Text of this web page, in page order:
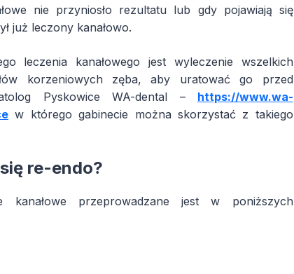
nie przyniosło rezultatu lub gdy pojawiają się
już leczony kanałowo.
leczenia kanałowego jest wyleczenie wszelkich
korzeniowych zęba, aby uratować go przed
Pyskowice WA-dental –
https://www.wa-
w którego gabinecie można skorzystać z takiego
re-endo?
kanałowe przeprowadzane jest w poniższych